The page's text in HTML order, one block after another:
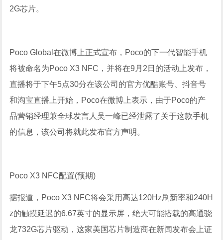
2G芯片。
Poco Global在微博上正式宣布，Poco的下一代智能手机
将被命名为Poco X3 NFC，并将在9月2日的活动上发布，
直播将于下午5点30分在该公司的官方优酷账号、抖音号
和淘宝直播上开始，Poco在微博上表示，由于Poco的产
品营销经理兼全球发言人吴一峰已经泄露了关于这款手机
的信息，该公司将就此发布官方声明。
Poco X3 NFC配置(预期)
据报道，Poco X3 NFC将会采用高达120Hz刷新率和240H
z的触摸延迟的6.67英寸的显示屏，绝大可能搭载的高通骁
龙732G芯片驱动，这家美国芯片制造商在新闻发布会上证